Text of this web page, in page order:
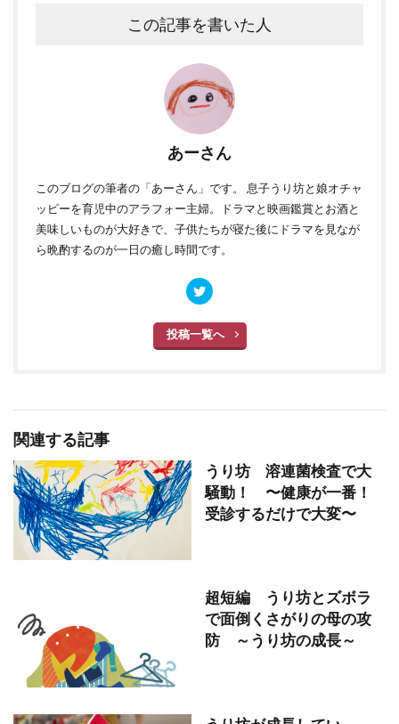
この記事を書いた人
あーさん
このブログの筆者の「あーさん」です。 息子うり坊と娘オチャ
ッピーを育児中のアラフォー主婦。ドラマと映画鑑賞とお酒と
美味しいものが大好きで、子供たちが寝た後にドラマを見なが
ら晩酌するのが一日の癒し時間です。
投稿一覧へ
関連する記事
うり坊 溶連菌検査で大
騒動！ 〜健康が一番！
受診するだけで大変〜
超短編 うり坊とズボラ
で面倒くさがりの母の攻
防 ～うり坊の成長～